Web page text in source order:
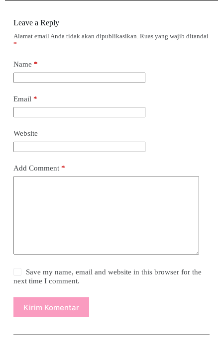
Leave a Reply
Alamat email Anda tidak akan dipublikasikan. Ruas yang wajib ditandai
*
Name *
Email *
Website
Add Comment*
Save my name, email and website in this browser for the
next time I comment.
Kirim Komentar